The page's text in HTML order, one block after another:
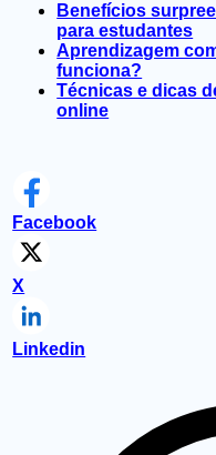
Benefícios
para estudantes
Aprendizagem
funciona?
Técnicas e dicas
online
Facebook
X
Linkedin